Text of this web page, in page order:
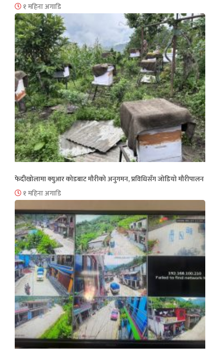
१ महिना अगाडि
फेदीखोलामा क्युआर कोडबाट मौरीको अनुगमन, प्रविधिसँग जोडियो मौरीपालन
१ महिना अगाडि